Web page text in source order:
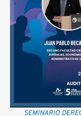
SEMINARIO